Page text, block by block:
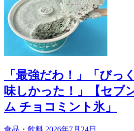
「最強だわ！」「びっ
味しかった！」【セブ
ム チョコミント氷」